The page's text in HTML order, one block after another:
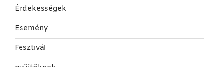
Érdekességek
Esemény
Fesztivál